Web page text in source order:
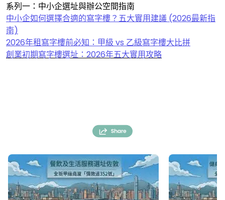
系列一：中小企選址與辦公空間指南
中小企如何選擇合適的寫字樓？五大實用建議 (2026最新指
南)
2026年租寫字樓前必知：甲級 vs 乙級寫字樓大比拼
創業初期寫字樓選址：2026年五大實用攻略